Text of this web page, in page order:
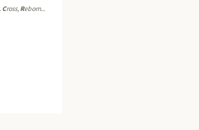
Cross, Reborn...